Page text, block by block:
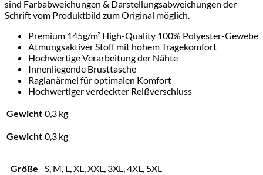
sind Farbabweichungen & Darstellungsabweichungen der
Schrift vom Produktbild zum Original möglich.
Premium 145g/m² High-Quality 100% Polyester-Gewebe
Atmungsaktiver Stoff mit hohem Tragekomfort
Hochwertige Verarbeitung der Nähte
Innenliegende Brusttasche
Raglanärmel für optimalen Komfort
Hochwertiger verdeckter Reißverschluss
Gewicht 0,3 kg
Gewicht 0,3 kg
Größe S, M, L, XL, XXL, 3XL, 4XL, 5XL